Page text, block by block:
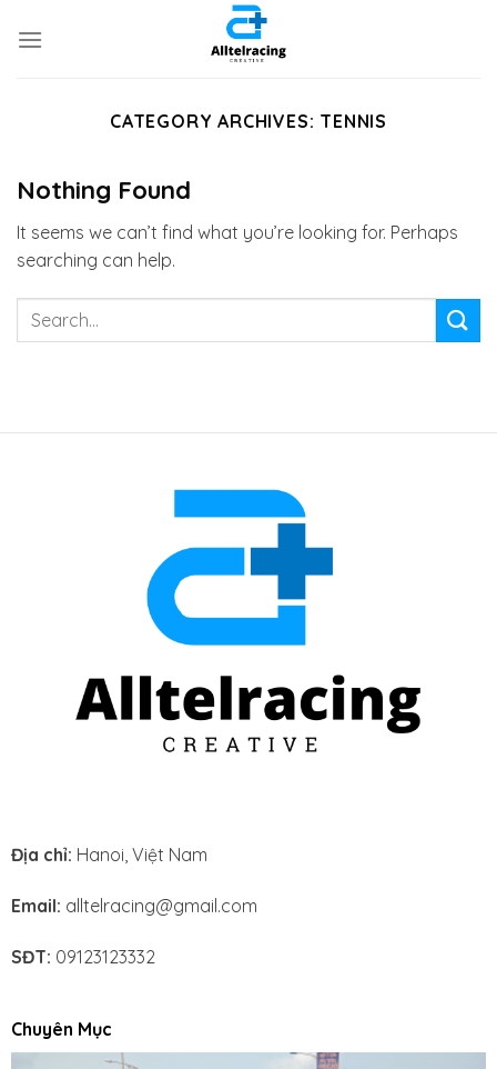
CATEGORY ARCHIVES: TENNIS
Nothing Found
It seems we can’t find what you’re looking for. Perhaps
searching can help.
Địa chỉ: Hanoi, Việt Nam
Email: alltelracing@gmail.com
SĐT: 09123123332
Chuyên Mục